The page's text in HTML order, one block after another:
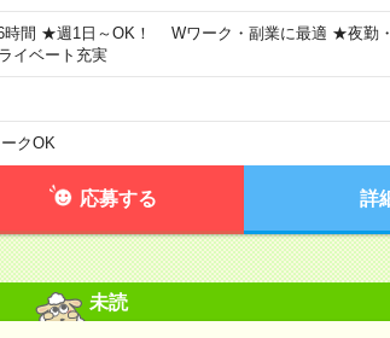
時間 ★週1日～OK！ Wワーク・副業に最適 ★夜勤
イベート充実
クOK
応募する 詳
未読